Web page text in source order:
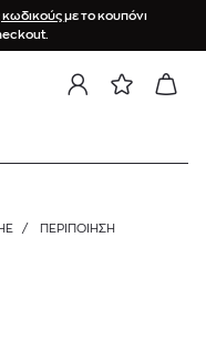
κωδικούςμε το κουπόνι
/
ΠΕΡΙΠΟΊΗΣΗ